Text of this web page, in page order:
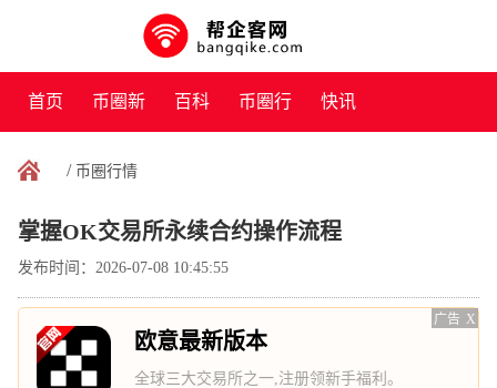
首页 币圈新
闻
百科 币圈行 快讯
/ 币圈行情
掌握OK交易所永续合约操作流程
发布时间：2026-07-08 10:45:55
广告 X
欧意最新版本
全球三大交易所之一,注册领新手福利。